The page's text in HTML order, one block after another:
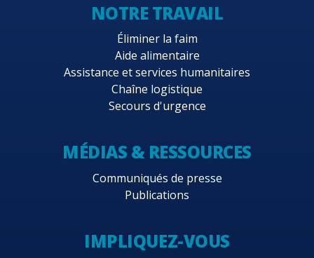
NOTRE TRAVAIL
Éliminer la faim
Aide alimentaire
Assistance et services humanitaires
Chaîne logistique
Secours d'urgence
MÉDIAS & RESSOURCES
Communiqués de presse
Publications
IMPLIQUEZ-VOUS